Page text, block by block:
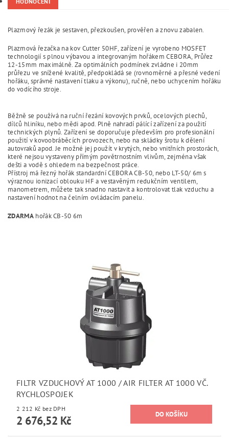
Plazmový řezák je sestaven, přezkoušen, prověřen a znovu zabalen.
Plazmová řezačka na kov Cutter 50HF, zařízení je vyrobeno MOSFET
technologií s plnou výbavou a integrovaným hořákem CEBORA, Průřez
12-15mm maximálně. Za optimálních podmínek zvládne i 20mm
průřezu ve snížené kvalitě, předpokládá se (rovnoměrné a přesné vedení
hořáku, správné nastavení tlaku a výkonu), ručně, nebo uchycením hořáku
do vodícího stroje.
Běžně se používá na ruční řezání kovových prvků, ocelových plechů,
dílců hliníku, nebo mědi apod. Plně nahradí pálící zařízení za použití
technických plynů. Zařízení se doporučuje především pro profesionální
použití v kovoobráběcích provozech, nebo na skládky šrotu k dělení
autovraků apod. Je možné jej použít v krytých, nebo vnitřních prostorách,
které nejsou vystaveny přímým povětrnostním vlivům, zejména však
dešti a vodě s ohledem na bezpečnost práce.
Přístroj má řezný hořák standardní CEBORA CB-50, nebo LT-50/ 6m s
výraznou ionizací oblouku HF a vestavěným redukčním ventilem,
manometrem, můžete tak snadno nastavit a kontrolovat tlak vzduchu a
nastavení hodnot na čelním ovládacím panelu.
ZDARMAhořák CB-50 6m
FILTR VZDUCHOVÝ AT 1000 / AIR FILTER AT 1000 VČ.
RYCHLOSPOJEK
2 212 Kč bez DPH
2 676,52 Kč